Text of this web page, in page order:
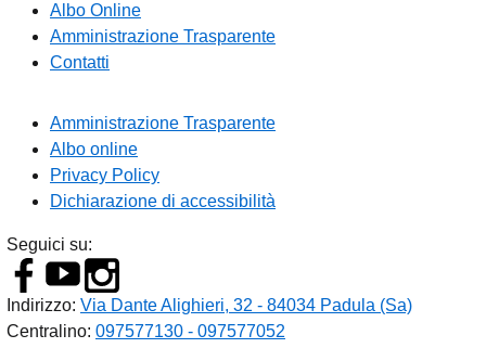
Albo Online
Amministrazione Trasparente
Contatti
Amministrazione Trasparente
Albo online
Privacy Policy
Dichiarazione di accessibilità
Seguici su:
Indirizzo: Via Dante Alighieri, 32 - 84034 Padula (Sa)
Centralino: 097577130 - 097577052